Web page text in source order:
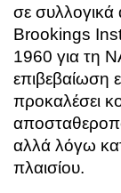
σε συλλογικά
Brookings
1960 για τη
επιβεβαίωση
προκαλέσει
αλλά λόγω
πλαισίου.